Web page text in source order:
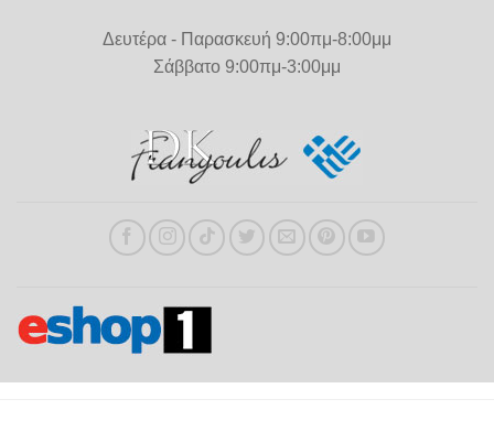
Δευτέρα - Παρασκευή 9:00πμ-8:00μμ
Σάββατο 9:00πμ-3:00μμ